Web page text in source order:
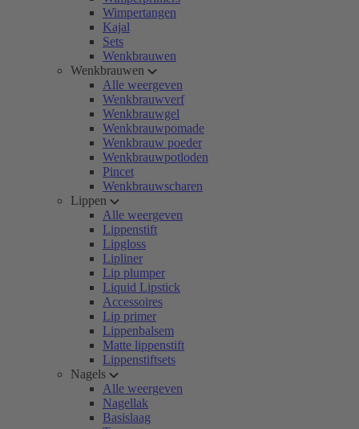
Wimpertangen
Kajal
Sets
Wenkbrauwen
Wenkbrauwen
Alle weergeven
Wenkbrauwverf
Wenkbrauwgel
Wenkbrauwpomade
Wenkbrauw poeder
Wenkbrauwpotloden
Pincet
Wenkbrauwscharen
Lippen
Alle weergeven
Lippenstift
Lipgloss
Lipliner
Lip plumper
Liquid Lipstick
Accessoires
Lip primer
Lippenbalsem
Matte lippenstift
Lippenstiftsets
Nagels
Alle weergeven
Nagellak
Basislaag